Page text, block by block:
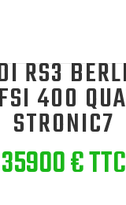
RS3
400
STRONIC7
35900 € TTC